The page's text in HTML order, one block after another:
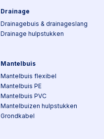
Drainage
Drainagebuis & drainageslang
Drainage hulpstukken
Mantelbuis
Mantelbuis flexibel
Mantelbuis PE
Mantelbuis PVC
Mantelbuizen hulpstukken
Grondkabel